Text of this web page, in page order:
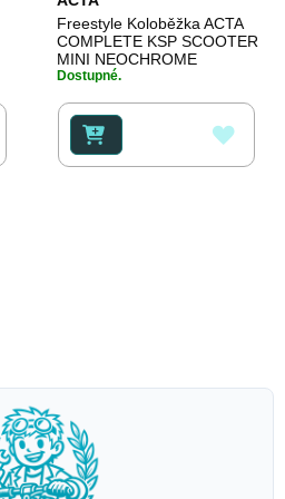
Freestyle Koloběžka ACTA
COMPLETE KSP SCOOTER
MINI NEOCHROME
Dostupné.
K